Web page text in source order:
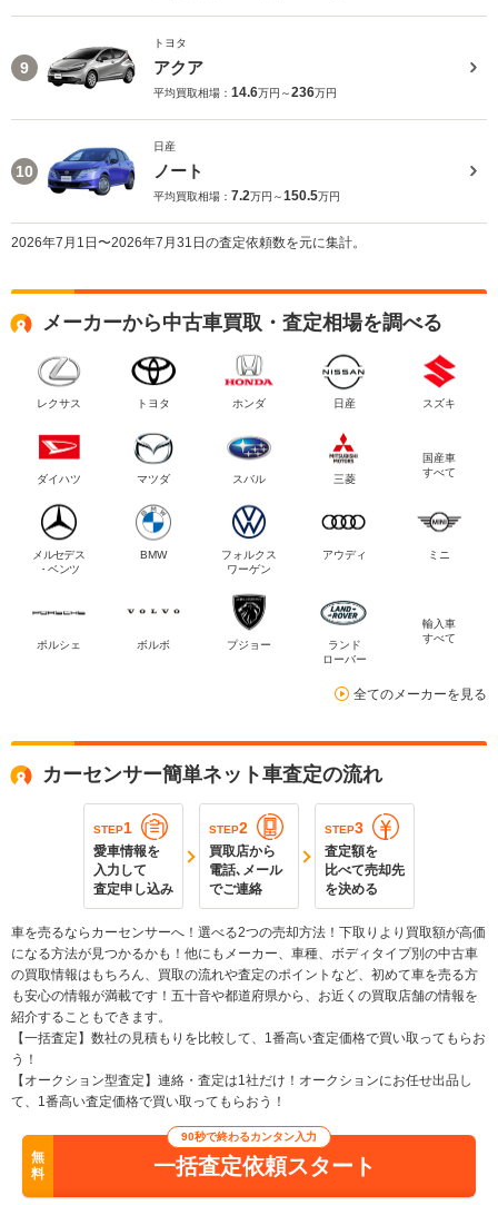
9
トヨタ
アクア
平均買取相場： 14.6万円～236万円
10
日産
ノート
平均買取相場： 7.2万円～150.5万円
2026年7月1日〜2026年7月31日の査定依頼数を元に集計。
メーカーから中古車買取・査定相場を調べる
レクサス トヨタ ホンダ 日産 スズキ
ダイハツ マツダ スバル 三菱
国産車
すべて
メルセデス
・ベンツ
BMW
フォルクス
ワーゲン
アウディ ミニ
ポルシェ ボルボ プジョー
ランド
ローバー
輸入車
すべて
全てのメーカーを見る
カーセンサー簡単ネット車査定の流れ
STEP1
愛車情報を
入力して
査定申し込み
STEP2
買取店から
電話､メール
でご連絡
STEP3
査定額を
比べて売却先
を決める
車を売るならカーセンサーへ！選べる2つの売却方法！下取りより買取額が高価
になる方法が見つかるかも！他にもメーカー、車種、ボディタイプ別の中古車
の買取情報はもちろん、買取の流れや査定のポイントなど、初めて車を売る方
も安心の情報が満載です！五十音や都道府県から、お近くの買取店舗の情報を
紹介することもできます。
【一括査定】数社の見積もりを比較して、1番高い査定価格で買い取ってもらお
う！
【オークション型査定】連絡・査定は1社だけ！オークションにお任せ出品し
て、1番高い査定価格で買い取ってもらおう！
無
料
90秒で終わるカンタン入力
一括査定依頼スタート